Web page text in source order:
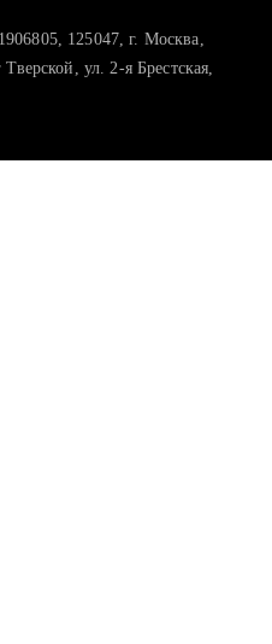
125047, г. Москва,
ул. 2-я Брестская,